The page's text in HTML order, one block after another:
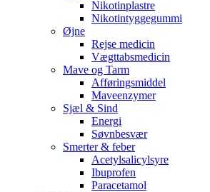
Nikotinplastre
Nikotintyggegummi
Øjne
Rejse medicin
Vægttabsmedicin
Mave og Tarm
Afføringsmiddel
Maveenzymer
Sjæl & Sind
Energi
Søvnbesvær
Smerter & feber
Acetylsalicylsyre
Ibuprofen
Paracetamol